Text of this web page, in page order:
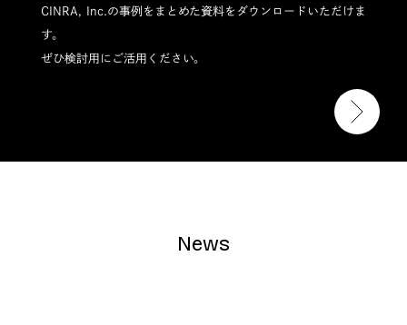
CINRA, Inc.の事例をまとめた資料をダウンロードいただけま
す。
ぜひ検討用にご活用ください。
News